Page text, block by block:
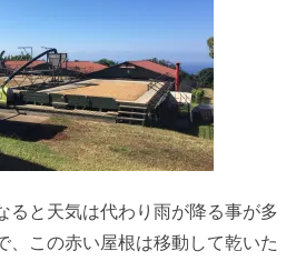
ると天気は代わり雨が降る事が多
、この赤い屋根は移動して乾いた